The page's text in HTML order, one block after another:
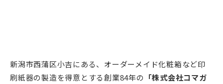
新潟市西蒲区小吉にある、オーダーメイド化粧箱など印
刷紙器の製造を得意とする創業84年の 「株式会社コマガ